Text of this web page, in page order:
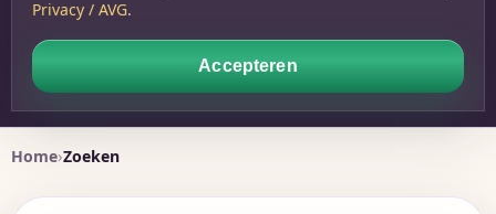
Privacy / AVG.
Accepteren
Home Zoeken